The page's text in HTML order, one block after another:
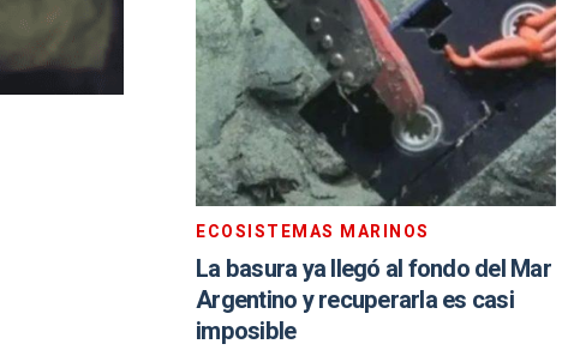
ECOSISTEMAS MARINOS
La basura ya llegó al fondo del Mar
Argentino y recuperarla es casi
imposible